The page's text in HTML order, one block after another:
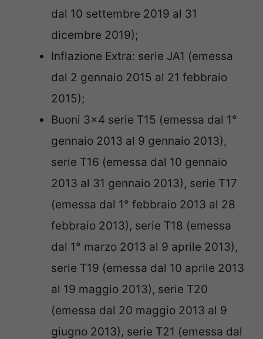
dal 10 settembre 2019 al 31
dicembre 2019);
Inflazione Extra: serie JA1 (emessa
dal 2 gennaio 2015 al 21 febbraio
2015);
Buoni 3×4 serie T15 (emessa dal 1°
gennaio 2013 al 9 gennaio 2013),
serie T16 (emessa dal 10 gennaio
2013 al 31 gennaio 2013), serie T17
(emessa dal 1° febbraio 2013 al 28
febbraio 2013), serie T18 (emessa
dal 1° marzo 2013 al 9 aprile 2013),
serie T19 (emessa dal 10 aprile 2013
al 19 maggio 2013), serie T20
(emessa dal 20 maggio 2013 al 9
giugno 2013), serie T21 (emessa dal